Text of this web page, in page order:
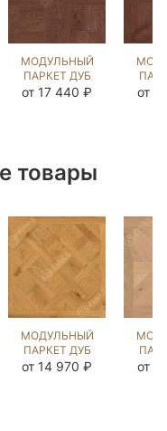
МОДУЛЬНЫЙ
ПАРКЕТ ДУБ
КЕНИГ
от 17 440 ₽ от
товары
МОДУЛЬНЫЙ
ПАРКЕТ ДУБ
ВЕРСАЛЬ
от 14 970 ₽ от